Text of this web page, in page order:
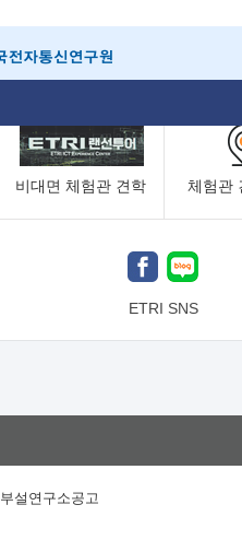
융합기술연구생산센터 반도체
비대면 체험관 견학 체험관
ETRI SNS
부설연구소공고